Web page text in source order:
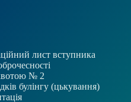
лист вступника
№ 2
булінгу (цькування)